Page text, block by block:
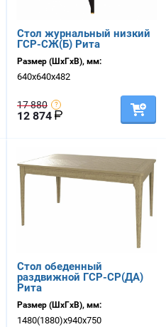
Стол журнальный низкий
ГСР-СЖ(Б) Рита
Размер (ШхГхВ), мм:
640х640х482
17 880
12 874
Стол обеденный
раздвижной ГСР-СР(ДА)
Рита
Размер (ШхГхВ), мм:
1480(1880)х940х750